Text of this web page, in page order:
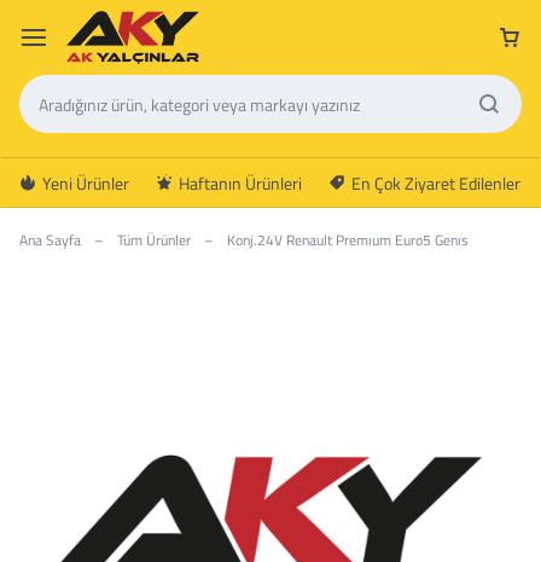
Yeni Ürünler Haftanın Ürünleri En Çok Ziyaret Edilenler
Ana Sayfa – Tüm Ürünler – Konj.24V Renault Premıum Euro5 Genıs